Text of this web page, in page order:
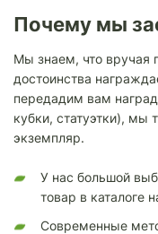
Почему мы
Мы знаем, что вручая
достоинства
передадим вам
кубки, статуэтки),
экземпляр.
У нас большой
товар в каталоге
Современные